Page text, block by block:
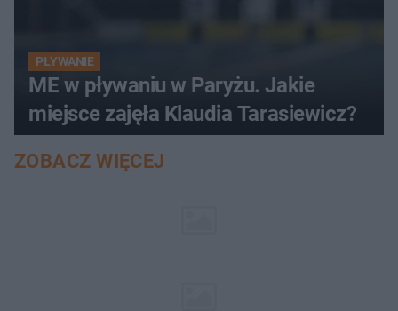
PŁYWANIE
ME w pływaniu w Paryżu. Jakie
miejsce zajęła Klaudia Tarasiewicz?
ZOBACZ WIĘCEJ